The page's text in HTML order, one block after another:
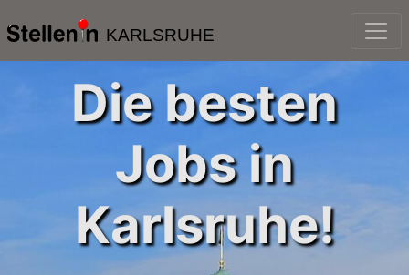
KARLSRUHE
Die besten
Jobs in
Karlsruhe!